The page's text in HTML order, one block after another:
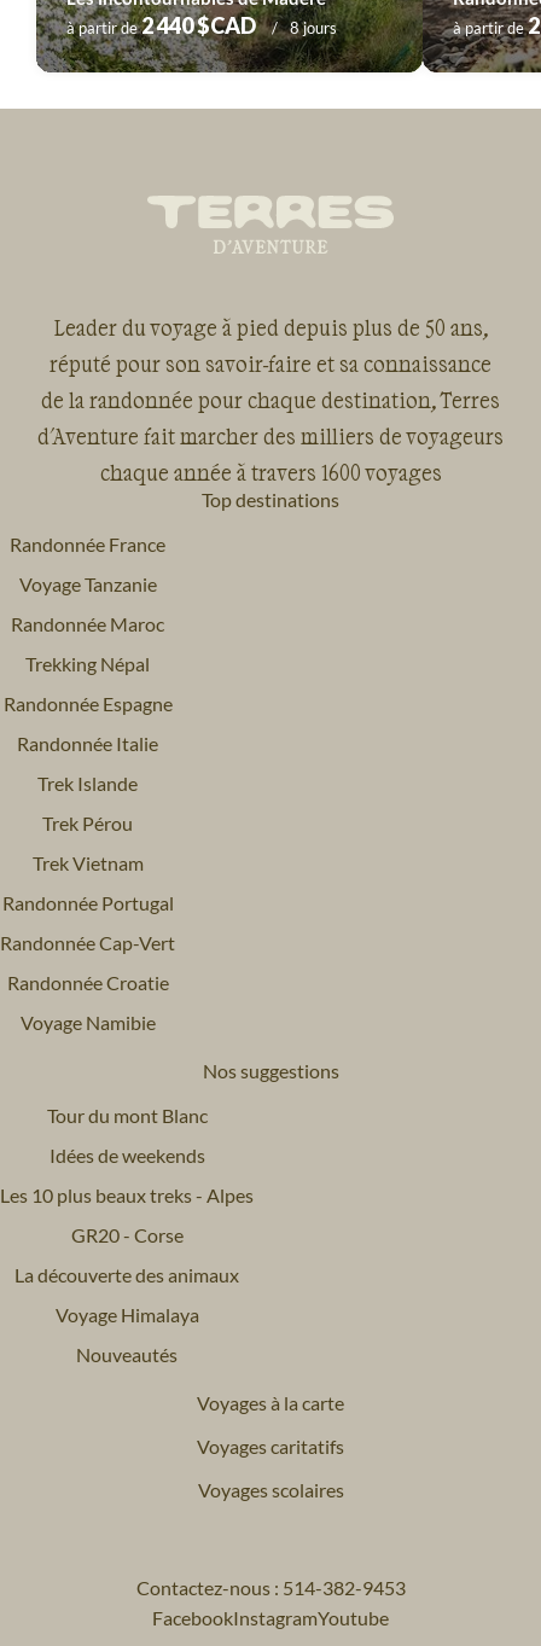
à partir de2 440 $CAD 8 jours à partir de
Leader du voyage à pied depuis plus de 50 ans,
réputé pour son savoir-faire et sa connaissance
de la randonnée pour chaque destination, Terres
d'Aventure fait marcher des milliers de voyageurs
chaque année à travers 1600 voyages
Top destinations
Randonnée France
Voyage Tanzanie
Randonnée Maroc
Trekking Népal
Randonnée Espagne
Randonnée Italie
Trek Islande
Trek Pérou
Trek Vietnam
Randonnée Portugal
Randonnée Cap-Vert
Randonnée Croatie
Voyage Namibie
Nos suggestions
Tour du mont Blanc
Idées de weekends
Les 10 plus beaux treks - Alpes
GR20 - Corse
La découverte des animaux
Voyage Himalaya
Nouveautés
Voyages à la carte
Voyages caritatifs
Voyages scolaires
Contactez-nous : 514-382-9453
FacebookInstagramYoutube